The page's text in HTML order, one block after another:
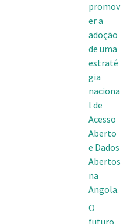
promov
er a
adoção
de uma
estraté
gia
naciona
l de
Acesso
Aberto
e Dados
Abertos
na
Angola.
O
futuro